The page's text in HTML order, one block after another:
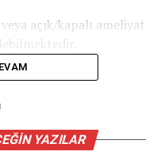
açık/kapalı ameliyat
YAZILAR